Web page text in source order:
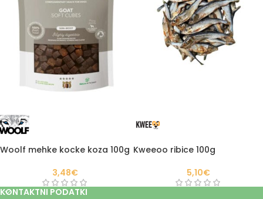
Woolf mehke kocke koza 100g
3,48€
Kweeoo ribice 100g
5,10€
KONTAKTNI PODATKI